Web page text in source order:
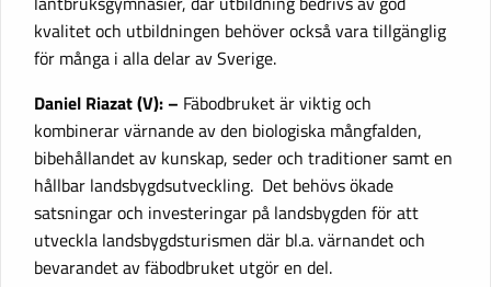
kvalitet och utbildningen behöver också vara tillgänglig
för många i alla delar av Sverige.
Daniel Riazat (V): – Fäbodbruket är viktig och
kombinerar värnande av den biologiska mångfalden,
bibehållandet av kunskap, seder och traditioner samt en
hållbar landsbygdsutveckling. Det behövs ökade
satsningar och investeringar på landsbygden för att
utveckla landsbygdsturismen där bl.a. värnandet och
bevarandet av fäbodbruket utgör en del.